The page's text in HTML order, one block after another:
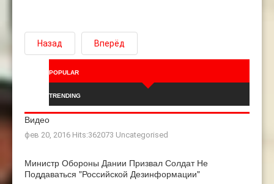
Назад Вперёд
POPULAR
TRENDING
Видео
фев 20, 2016 Hits:362073 Uncategorised
Министр Обороны Дании Призвал Солдат Не
Поддаваться "российской Дезинформации"